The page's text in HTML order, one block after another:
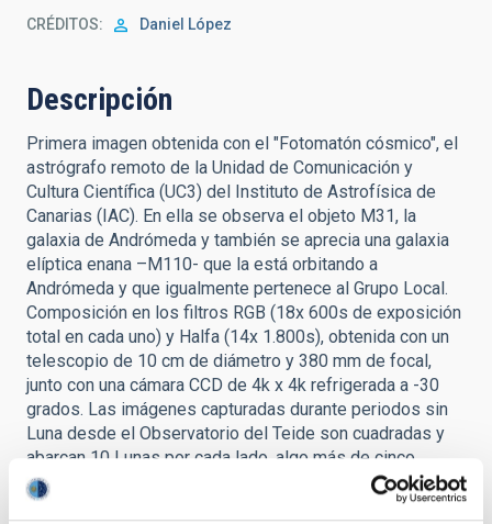
CRÉDITOS Daniel López
Descripción
Primera imagen obtenida con el "Fotomatón cósmico", el
astrógrafo remoto de la Unidad de Comunicación y
Cultura Científica (UC3) del Instituto de Astrofísica de
Canarias (IAC). En ella se observa el objeto M31, la
galaxia de Andrómeda y también se aprecia una galaxia
elíptica enana –M110- que la está orbitando a
Andrómeda y que igualmente pertenece al Grupo Local.
Composición en los filtros RGB (18x 600s de exposición
total en cada uno) y Halfa (14x 1.800s), obtenida con un
telescopio de 10 cm de diámetro y 380 mm de focal,
junto con una cámara CCD de 4k x 4k refrigerada a -30
grados. Las imágenes capturadas durante periodos sin
Luna desde el Observatorio del Teide son cuadradas y
abarcan 10 Lunas por cada lado, algo más de cinco
grados de arco. Crédito: Daniel López/IAC.